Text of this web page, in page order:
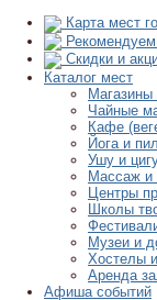
Карта мест
Скидки и
Каталог мест
Магазины
Чайные
Кафе
Йога и
Ушу и
Массаж
Центры
Школы
Музеи и
Хостелы
Аренда
Афиша событий